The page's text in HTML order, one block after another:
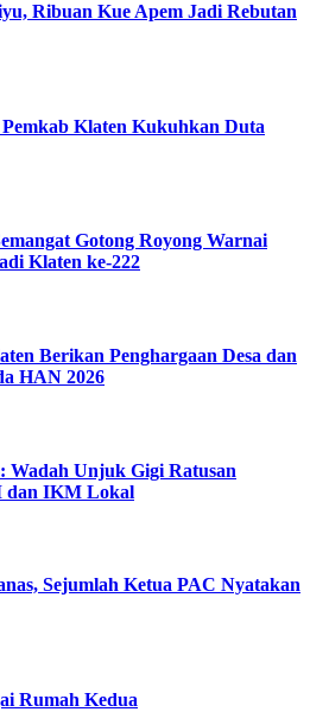
Ribuan Kue Apem Jadi Rebutan
Klaten Kukuhkan Duta
Gotong Royong Warnai
Klaten ke-222
Berikan Penghargaan Desa dan
HAN 2026
Wadah Unjuk Gigi Ratusan
dan IKM Lokal
Sejumlah Ketua PAC Nyatakan
Rumah Kedua